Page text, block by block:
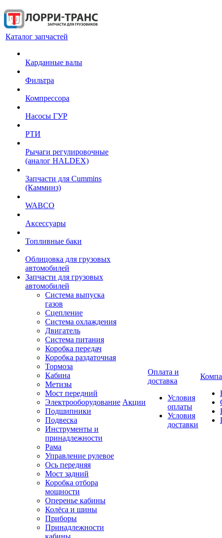
Каталог запчастей
Карданные валы
Фильтра
Компрессора
Насосы ГУР
РТИ
Рычаги регулировочные
(аналог HALDEX)
Запчасти для Cummins
(Камминз)
WABCO
Аксессуары
Топливные баки
Облицовка для грузовых
автомобилей
Запчасти для грузовых
автомобилей
Система выпуска
газов
Сцепление
Система охлаждения
Двигатель
Система питания
Коробка передач
Коробка раздаточная
Тормоза
Кабина
Метизы
Мост передний
Электрооборудование
Подшипники
Подвеска
Инструменты и
принадлежности
Рама
Управление рулевое
Ось передняя
Мост задний
Коробка отбора
мощности
Оперенье кабины
Колёса и шины
Приборы
Принадлежности
Акции
Оплата и
доставка
Условия
оплаты
Условия
доставки